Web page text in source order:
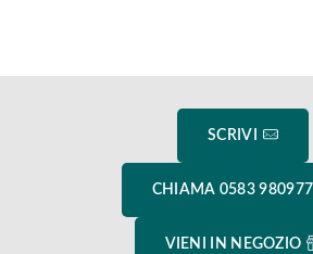
SCRIVI
CHIAMA 0583 980977
VIENI IN NEGOZIO